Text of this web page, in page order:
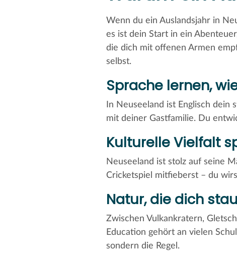
Wenn du ein Auslandsjahr in
es ist dein Start in ein
die dich mit offenen Armen
selbst.
Sprache lernen,
In Neuseeland ist Englisch
mit deiner Gastfamilie. Du
Kulturelle Vielfalt
Neuseeland ist stolz auf seine
Cricketspiel mitfieberst – du
Natur, die dich
Zwischen Vulkankratern,
Education gehört an vielen
sondern die Regel.